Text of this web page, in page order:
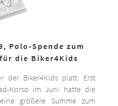
Polo-Spende zum
die Biker4Kids
der Biker4Kids platt: Erst
Korso im Juni hatte die
größere Summe zum